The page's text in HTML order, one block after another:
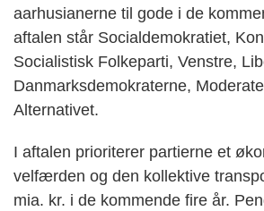
aarhusianerne til gode i de
aftalen står Socialdemokratiet,
Socialistisk Folkeparti, Venstre,
Danmarksdemokraterne,
Alternativet.
I aftalen prioriterer partierne et
velfærden og den kollektive
mia. kr. i de kommende fire år.